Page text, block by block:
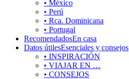
• México
• Perú
• Rca. Dominicana
• Portugal
RecomendadosEn casa
Datos útilesEsenciales y consejos
• INSPIRACIÓN
• VIAJAR EN …
• CONSEJOS